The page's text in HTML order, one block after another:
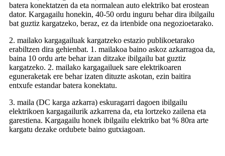
batera konektatzen da eta normalean auto elektriko bat erostean
dator. Kargagailu honekin, 40-50 ordu inguru behar dira ibilgailu
bat guztiz kargatzeko, beraz, ez da irtenbide ona negozioetarako.
2. mailako kargagailuak kargatzeko estazio publikoetarako
erabiltzen dira gehienbat. 1. mailakoa baino askoz azkarragoa da,
baina 10 ordu arte behar izan ditzake ibilgailu bat guztiz
kargatzeko. 2. mailako kargagailuek sare elektrikoaren
eguneraketak ere behar izaten dituzte askotan, ezin baitira
entxufe estandar batera konektatu.
3. maila (DC karga azkarra) eskuragarri dagoen ibilgailu
elektrikoen kargagailurik azkarrena da, eta lortzeko zailena eta
garestiena. Kargagailu honek ibilgailu elektriko bat % 80ra arte
kargatu dezake ordubete baino gutxiagoan.